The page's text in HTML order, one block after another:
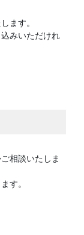
ます。
みいただけれ
相談いたしま
す。